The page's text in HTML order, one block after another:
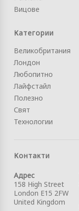
Вицове
Категории
Великобритания
Лондон
Любопитно
Лайфстайл
Полезно
Свят
Технологии
Контакти
Адрес
158 High Street
London E15 2FW
United Kingdom